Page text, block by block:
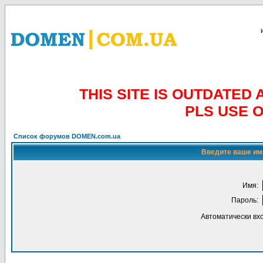
THIS SITE IS OUTDATED
PLS USE
Список форумов DOMEN.com.ua
Введите ваше
Имя:
Пароль:
Автоматически